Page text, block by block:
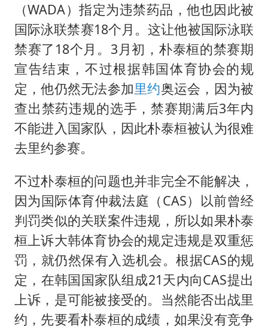
（WADA）指定为违禁药品，他也因此被
国际泳联禁赛18个月。这让他被国际泳联
禁赛了18个月。3月初，朴泰桓的禁赛期
宣告结束，不过根据韩国体育协会的规
定，他仍然无法参加里约奥运会，因为被
查出禁药违规的选手，禁赛期满后3年内
不能进入国家队，因此朴泰桓被认为很难
去里约参赛。
不过朴泰桓的问题也并非完全不能解决，
因为国际体育仲裁法庭（CAS）以前曾经
判罚类似的关联案件违规，所以如果朴泰
桓上诉大韩体育协会的规定违规是双重惩
罚，就仍然保有入选机会。根据CAS的规
定，在韩国国家队组成21天内向CAS提出
上诉，是可能被接受的。当然能否出战里
约，先要看朴泰桓的成绩，如果没有竞争